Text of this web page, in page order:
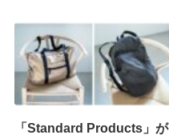
「Standard Products」が